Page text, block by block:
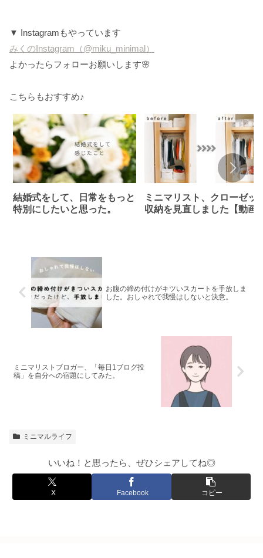
▼ Instagramもやっています
みくのInstagram（@miku_minimal）
よかったらフォローお願いします🌸
こちらもおすすめ♪
結婚式をして、日常をもっと
特別にしたいと思った。
ミニマリスト、クローゼッ
収納を見直しました【動画
お腹の締め付けがキツいスカートを手放しま
した。おしゃれで我慢はしないと決意。
ミニマリストブロガー、「毎日1ブログ投
稿」を自分への宿題にしてみた。
ミニマルライフ
いいね！と思ったら、ぜひシェアしてね◎
X Facebook コピー